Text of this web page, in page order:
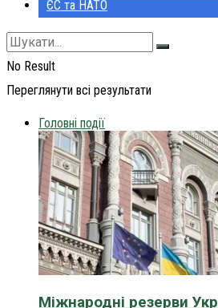
ЄС та НАТО
No Result
Переглянути всі результати
Головні події
Міжнародні резерви